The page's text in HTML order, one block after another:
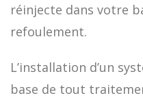
réinjecte dans votre
refoulement.
L’installation d’un
base de tout